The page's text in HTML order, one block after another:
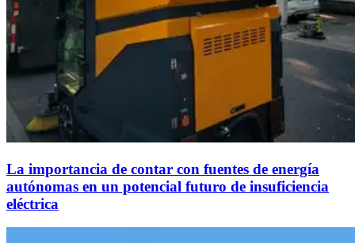
La importancia de contar con fuentes de energía
autónomas en un potencial futuro de insuficiencia
eléctrica